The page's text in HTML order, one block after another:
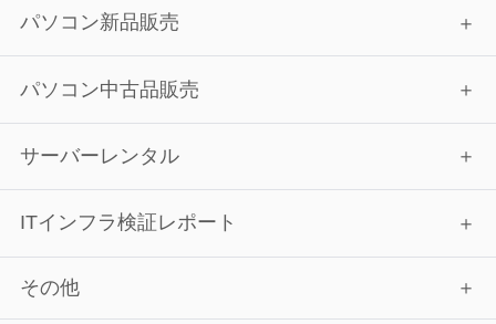
パソコン新品販売
パソコン中古品販売
サーバーレンタル
ITインフラ検証レポート
その他